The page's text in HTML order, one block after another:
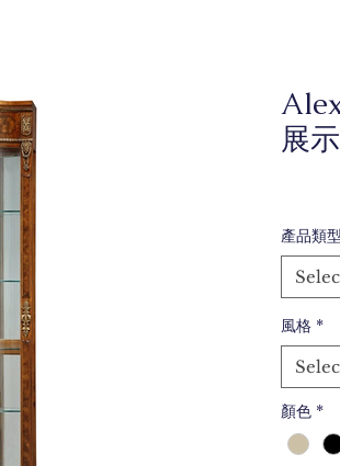
展
產品類
風格 *
顏色 *